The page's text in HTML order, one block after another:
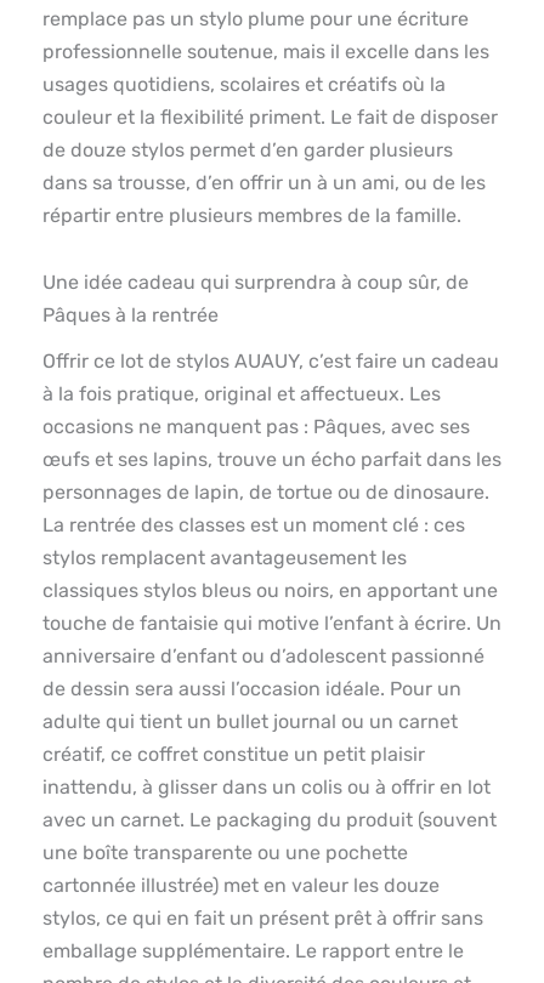
remplace pas un stylo plume pour une écriture
professionnelle soutenue, mais il excelle dans les
usages quotidiens, scolaires et créatifs où la
couleur et la flexibilité priment. Le fait de disposer
de douze stylos permet d’en garder plusieurs
dans sa trousse, d’en offrir un à un ami, ou de les
répartir entre plusieurs membres de la famille.
Une idée cadeau qui surprendra à coup sûr, de
Pâques à la rentrée
Offrir ce lot de stylos AUAUY, c’est faire un cadeau
à la fois pratique, original et affectueux. Les
occasions ne manquent pas : Pâques, avec ses
œufs et ses lapins, trouve un écho parfait dans les
personnages de lapin, de tortue ou de dinosaure.
La rentrée des classes est un moment clé : ces
stylos remplacent avantageusement les
classiques stylos bleus ou noirs, en apportant une
touche de fantaisie qui motive l’enfant à écrire. Un
anniversaire d’enfant ou d’adolescent passionné
de dessin sera aussi l’occasion idéale. Pour un
adulte qui tient un bullet journal ou un carnet
créatif, ce coffret constitue un petit plaisir
inattendu, à glisser dans un colis ou à offrir en lot
avec un carnet. Le packaging du produit (souvent
une boîte transparente ou une pochette
cartonnée illustrée) met en valeur les douze
stylos, ce qui en fait un présent prêt à offrir sans
emballage supplémentaire. Le rapport entre le